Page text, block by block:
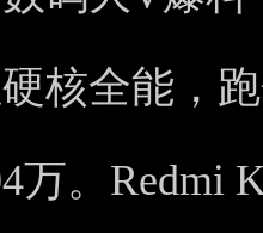
核全能，
万。Redmi